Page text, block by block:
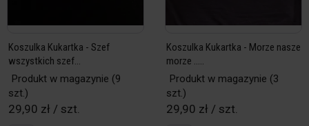
Koszulka Kukartka - Szef
wszystkich szef...
Produkt w magazynie (9
szt.)
29,90 zł / szt.
Koszulka Kukartka - Morze nasze
morze .....
Produkt w magazynie (3
szt.)
29,90 zł / szt.